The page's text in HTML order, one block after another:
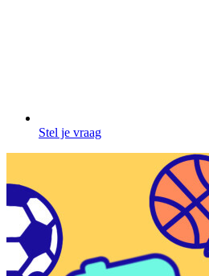
Stel je vraag